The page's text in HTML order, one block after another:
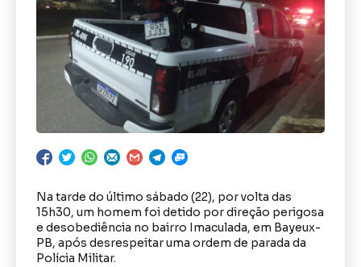
Na tarde do último sábado (22), por volta das
15h30, um homem foi detido por direção perigosa
e desobediência no bairro Imaculada, em Bayeux-
PB, após desrespeitar uma ordem de parada da
Polícia Militar.